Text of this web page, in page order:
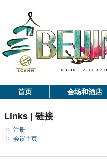
首页 会场和酒店
Links | 链接
注册
会议主页